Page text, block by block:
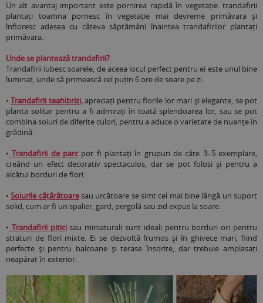
Un alt avantaj important este pornirea rapidă în vegetație: trandafirii
plantați toamna pornesc în vegetație mai devreme primăvara și
înfloresc adesea cu câteva săptămâni înaintea trandafirilor plantați
primăvara.
Unde se plantează trandafirii?
Trandafirii iubesc soarele, de aceea locul perfect pentru ei este unul bine
luminat, unde să primească cel puțin 6 ore de soare pe zi.
• Trandafirii teahibrizi,apreciați pentru florile lor mari și elegante, se pot
planta solitar pentru a fi admirați în toată splendoarea lor, sau se pot
combina soiuri de diferite culori, pentru a aduce o varietate de nuanțe în
grădină.
• Trandafirii de parc pot fi plantați în grupuri de câte 3–5 exemplare,
creând un efect decorativ spectaculos, dar se pot folosi și pentru a
alcătui borduri de flori.
• Soiurile cățărătoaresau urcătoare se simt cel mai bine lângă un suport
solid, cum ar fi un spalier, gard, pergolă sau zid expus la soare.
• Trandafirii piticisau miniaturali sunt ideali pentru borduri ori pentru
straturi de flori mixte. Ei se dezvoltă frumos și în ghivece mari, fiind
perfecte și pentru balcoane și terase însorite, dar trebuie amplasați
neapărat în exterior.